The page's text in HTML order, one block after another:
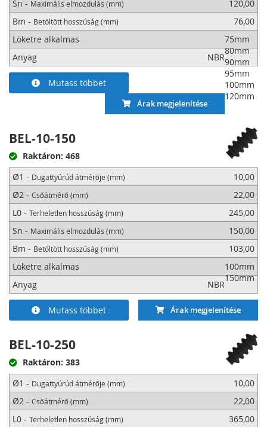
Sn - Maximális elmozdulás (mm)
120,00
Bm - Betöltött hosszúság (mm)
76,00
Löketre alkalmas
75mm
80mm
90mm
95mm
100mm
120mm
Anyag NBR
Mutass többet
Árak megjelenítése
BEL-10-150
Raktáron: 468
Ø1 - Dugattyúrúd átmérője (mm)
10,00
Ø2 - Csőátmérő (mm)
22,00
L0 - Terheletlen hosszúság (mm)
245,00
Sn - Maximális elmozdulás (mm)
150,00
Bm - Betöltött hosszúság (mm)
103,00
Löketre alkalmas
100mm
150mm
Anyag NBR
Mutass többet Árak megjelenítése
BEL-10-250
Raktáron: 383
Ø1 - Dugattyúrúd átmérője (mm)
10,00
Ø2 - Csőátmérő (mm)
22,00
L0 - Terheletlen hosszúság (mm)
365,00